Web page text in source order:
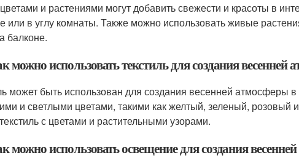
и растениями могут добавить свежести и красоты в
или в углу комнаты. Также можно использовать живые
балконе.
можно использовать текстиль для создания весенней
может быть использован для создания весенней атмосферы
и светлыми цветами, такими как желтый, зеленый, розовый
с цветами и растительными узорами.
можно использовать освещение для создания